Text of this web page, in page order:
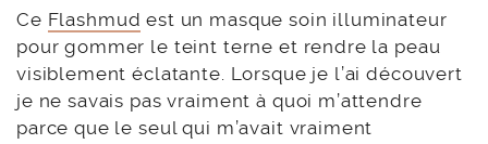
Ce Flashmud est un masque soin illuminateur
pour gommer le teint terne et rendre la peau
visiblement éclatante. Lorsque je l’ai découvert
je ne savais pas vraiment à quoi m’attendre
parce que le seul qui m’avait vraiment